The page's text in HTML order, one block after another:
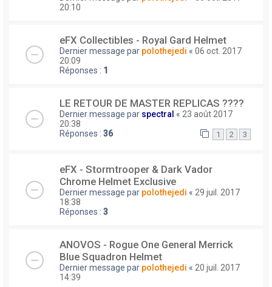
20:10
eFX Collectibles - Royal Gard Helmet
Dernier message par polothejedi « 06 oct. 2017
20:09
Réponses : 1
LE RETOUR DE MASTER REPLICAS ????
Dernier message par spectral « 23 août 2017
20:38
Réponses : 36 1 2 3
eFX - Stormtrooper & Dark Vador
Chrome Helmet Exclusive
Dernier message par polothejedi « 29 juil. 2017
18:38
Réponses : 3
ANOVOS - Rogue One General Merrick
Blue Squadron Helmet
Dernier message par polothejedi « 20 juil. 2017
14:39